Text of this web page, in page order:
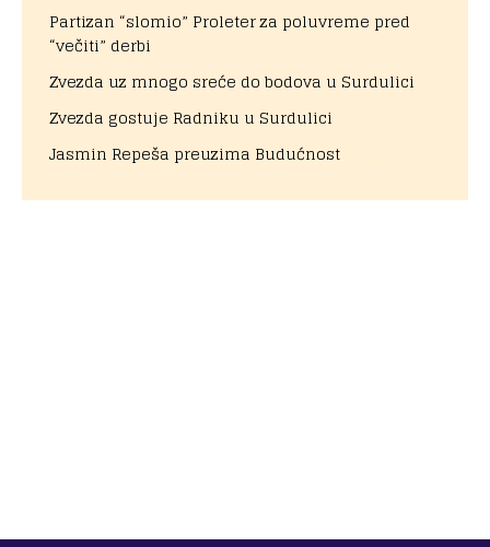
Partizan “slomio” Proleter za poluvreme pred
“večiti” derbi
Zvezda uz mnogo sreće do bodova u Surdulici
Zvezda gostuje Radniku u Surdulici
Jasmin Repeša preuzima Budućnost